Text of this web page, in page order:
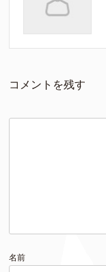
コメントを残す
名前